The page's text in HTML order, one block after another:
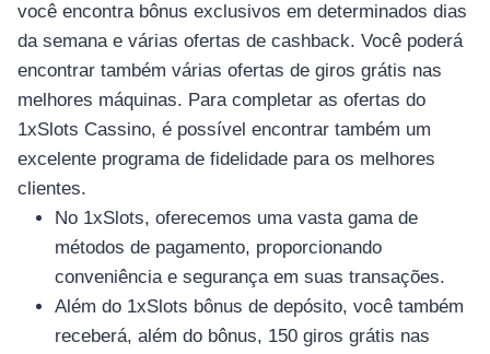
você encontra bônus exclusivos em determinados dias
da semana e várias ofertas de cashback. Você poderá
encontrar também várias ofertas de giros grátis nas
melhores máquinas. Para completar as ofertas do
1xSlots Cassino, é possível encontrar também um
excelente programa de fidelidade para os melhores
clientes.
No 1xSlots, oferecemos uma vasta gama de
métodos de pagamento, proporcionando
conveniência e segurança em suas transações.
Além do 1xSlots bônus de depósito, você também
receberá, além do bônus, 150 giros grátis nas